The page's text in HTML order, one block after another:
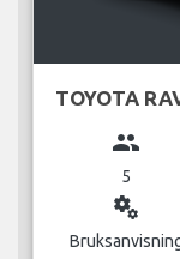
TOYOTA
group
5
miscellaneous_services